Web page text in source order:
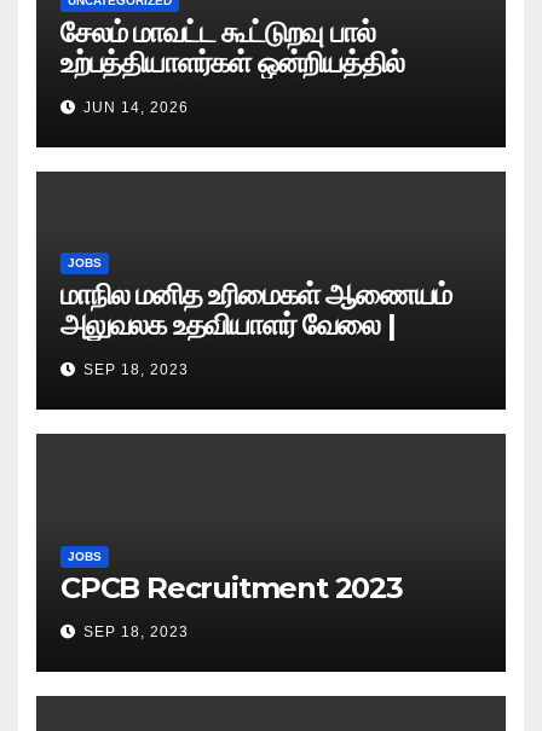
சேலம் மாவட்ட கூட்டுறவு பால்
உற்பத்தியாளர்கள் ஒன்றியத்தில்
வேலைவாய்ப்பு அறிவிப்பு 2026
JUN 14, 2026
JOBS
மாநில மனித உரிமைகள் ஆணையம்
அலுவலக உதவியாளர் வேலை |
எழுத்துத் தேர்வு தேதி அறிவிப்பு..?
SEP 18, 2023
JOBS
CPCB Recruitment 2023
SEP 18, 2023